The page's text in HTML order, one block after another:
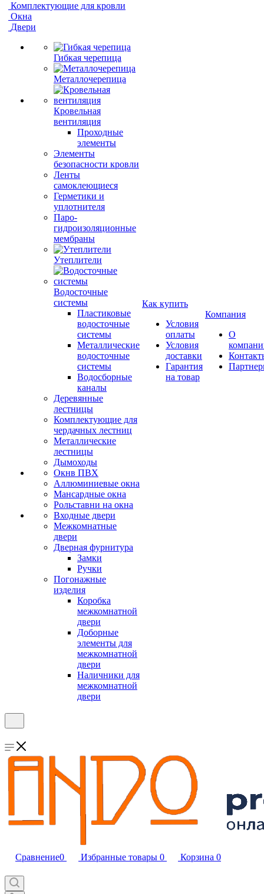
Комплектующие для кровли
Окна
Двери
Гибкая черепица
Металлочерепица
Кровельная
вентиляция
Проходные
элементы
Элементы
безопасности кровли
Ленты
самоклеющиеся
Герметики и
уплотнителя
Паро-
гидроизоляционные
мембраны
Утеплители
Водосточные
системы
Пластиковые
водосточные
системы
Металлические
водосточные
системы
Водосборные
каналы
Деревянные
лестницы
Комплектующие для
чердачных лестниц
Металлические
лестницы
Дымоходы
Окнв ПВХ
Аллюминиевые окна
Мансардные окна
Рольставни на окна
Входные двери
Межкомнатные
двери
Дверная фурнитура
Замки
Ручки
Погонажные
изделия
Коробка
межкомнатной
двери
Доборные
элементы для
межкомнатной
двери
Наличники для
межкомнатной
двери
Как купить
Условия
оплаты
Условия
доставки
Гарантия
на товар
Компания
О
Сравнение0 Избранные товары 0 Корзина 0